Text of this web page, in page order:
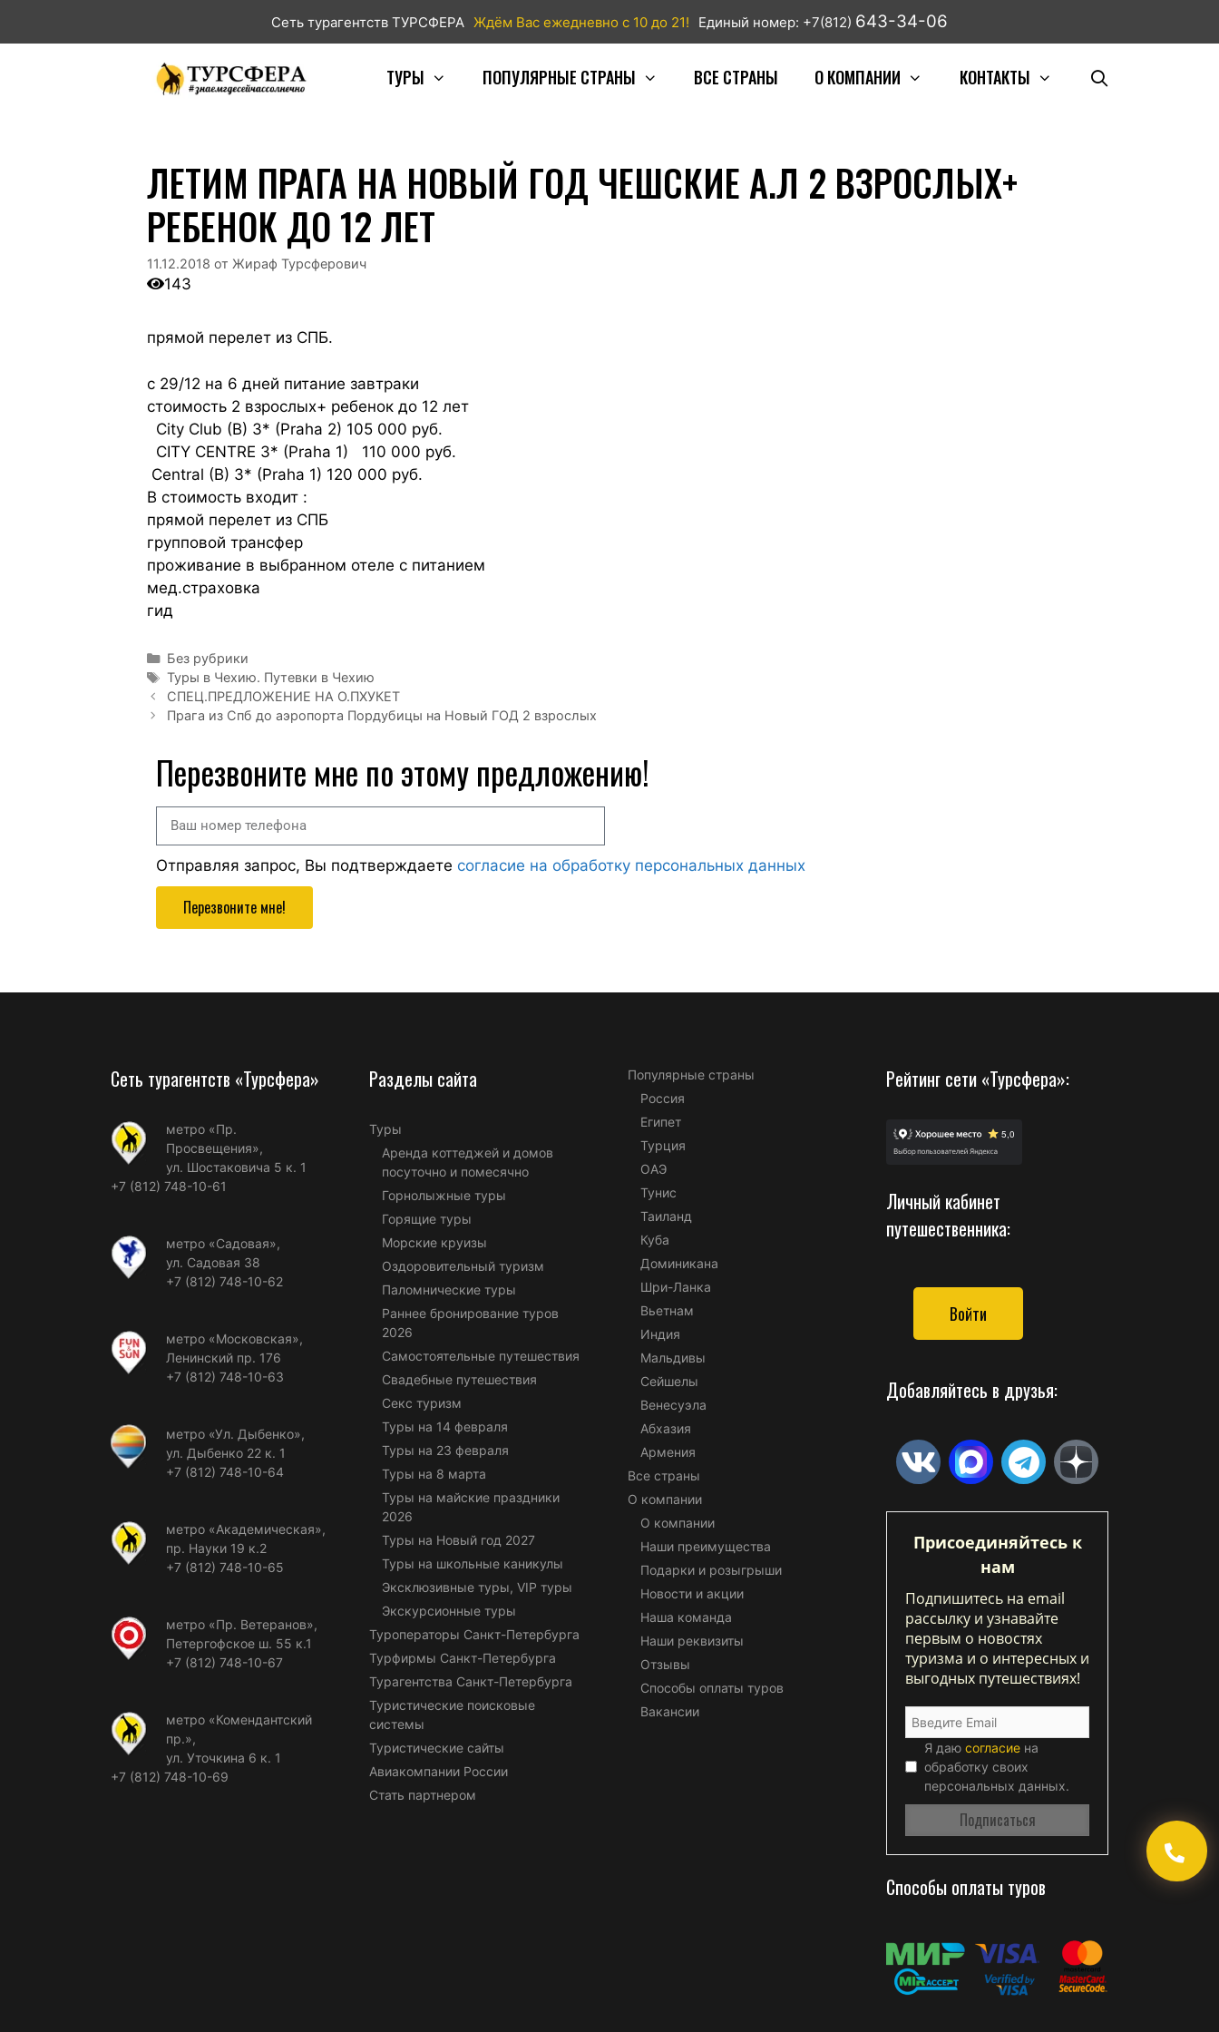
Сеть турагентств ТУРСФЕРА Ждём Вас ежедневно с 10 до 21! Единый номер: +7(812) 643-34-06
ТУРЫ ПОПУЛЯРНЫЕ СТРАНЫ ВСЕ СТРАНЫ О КОМПАНИИ КОНТАКТЫ
ЛЕТИМ ПРАГА НА НОВЫЙ ГОД ЧЕШСКИЕ А.Л 2 ВЗРОСЛЫХ+
РЕБЕНОК ДО 12 ЛЕТ
11.12.2018 от Жираф Турсферович
143
прямой перелет из СПБ.
c 29/12 на 6 дней питание завтраки
стоимость 2 взрослых+ ребенок до 12 лет
City Club (B) 3* (Praha 2) 105 000 руб.
CITY CENTRE 3* (Praha 1) 110 000 руб.
Central (B) 3* (Praha 1) 120 000 руб.
В стоимость входит :
прямой перелет из СПБ
групповой трансфер
проживание в выбранном отеле с питанием
мед.страховка
гид
Без рубрики
Туры в Чехию. Путевки в Чехию
СПЕЦ.ПРЕДЛОЖЕНИЕ НА О.ПХУКЕТ
Прага из Спб до аэропорта Пордубицы на Новый ГОД 2 взрослых
Перезвоните мне по этому предложению!
Отправляя запрос, Вы подтверждаете согласие на обработку персональных данных
Перезвоните мне!
Сеть турагентств «Турсфера»
метро «Пр.
Просвещения»,
ул. Шостаковича 5 к. 1
+7 (812) 748-10-61
метро «Садовая»,
ул. Садовая 38
+7 (812) 748-10-62
метро «Московская»,
Ленинский пр. 176
+7 (812) 748-10-63
метро «Ул. Дыбенко»,
ул. Дыбенко 22 к. 1
+7 (812) 748-10-64
метро «Академическая»,
пр. Науки 19 к.2
+7 (812) 748-10-65
метро «Пр. Ветеранов»,
Петергофское ш. 55 к.1
+7 (812) 748-10-67
метро «Комендантский
пр.»,
ул. Уточкина 6 к. 1
+7 (812) 748-10-69
Разделы сайта
Туры
Аренда коттеджей и домов
посуточно и помесячно
Горнолыжные туры
Горящие туры
Морские круизы
Оздоровительный туризм
Паломнические туры
Раннее бронирование туров
2026
Самостоятельные путешествия
Свадебные путешествия
Секс туризм
Туры на 14 февраля
Туры на 23 февраля
Туры на 8 марта
Туры на майские праздники
2026
Туры на Новый год 2027
Туры на школьные каникулы
Эксклюзивные туры, VIP туры
Экскурсионные туры
Туроператоры Санкт-Петербурга
Турфирмы Санкт-Петербурга
Турагентства Санкт-Петербурга
Туристические поисковые
системы
Туристические сайты
Авиакомпании России
Стать партнером
Популярные страны
Россия
Египет
Турция
ОАЭ
Тунис
Таиланд
Куба
Доминикана
Шри-Ланка
Вьетнам
Индия
Мальдивы
Сейшелы
Венесуэла
Абхазия
Армения
Все страны
О компании
О компании
Наши преимущества
Подарки и розыгрыши
Новости и акции
Наша команда
Наши реквизиты
Отзывы
Способы оплаты туров
Вакансии
Рейтинг сети «Турсфера»:
Личный кабинет
путешественника:
Войти
Добавляйтесь в друзья:
Присоединяйтесь к
нам
Подпишитесь на email
рассылку и узнавайте
первым о новостях
туризма и о интересных и
выгодных путешествиях!
Я даю согласие на
обработку своих
персональных данных.
Способы оплаты туров